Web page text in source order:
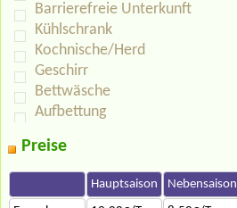
Barrierefreie Unterkunft
Kühlschrank
Kochnische/Herd
Geschirr
Bettwäsche
Aufbettung
Preise
Hauptsaison Nebensaison